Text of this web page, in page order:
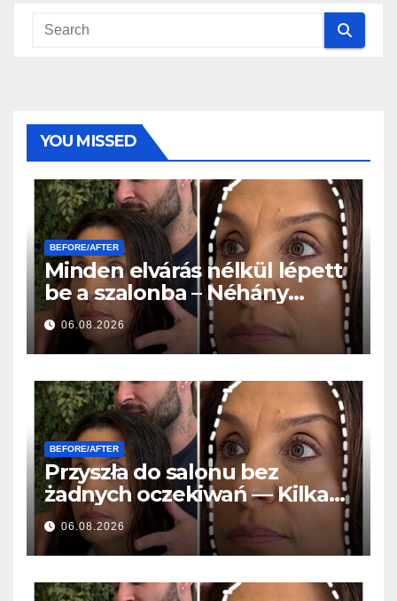
YOU MISSED
BEFORE/AFTER
Minden elvárás nélkül lépett
be a szalonba – Néhány
órával később mindenki
ugyanazt kérdezte
06.08.2026
BEFORE/AFTER
Przyszła do salonu bez
żadnych oczekiwań — Kilka
godzin później wszyscy
zadawali to samo pytanie
06.08.2026